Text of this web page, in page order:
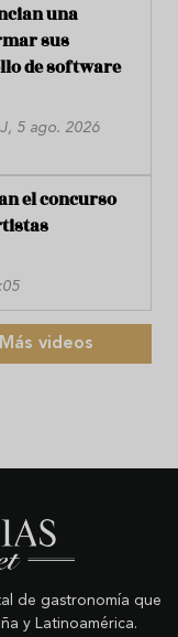
una
sus
de software
5 ago. 2026
el concurso
Más videos
de gastronomía que
y Latinoamérica.